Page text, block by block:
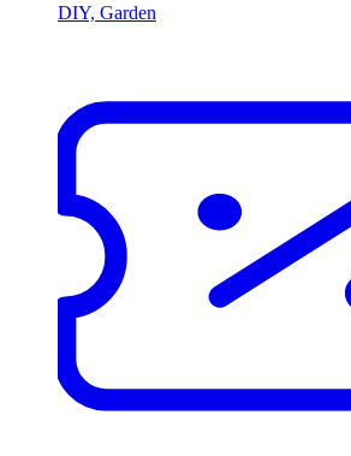
DIY, Garden